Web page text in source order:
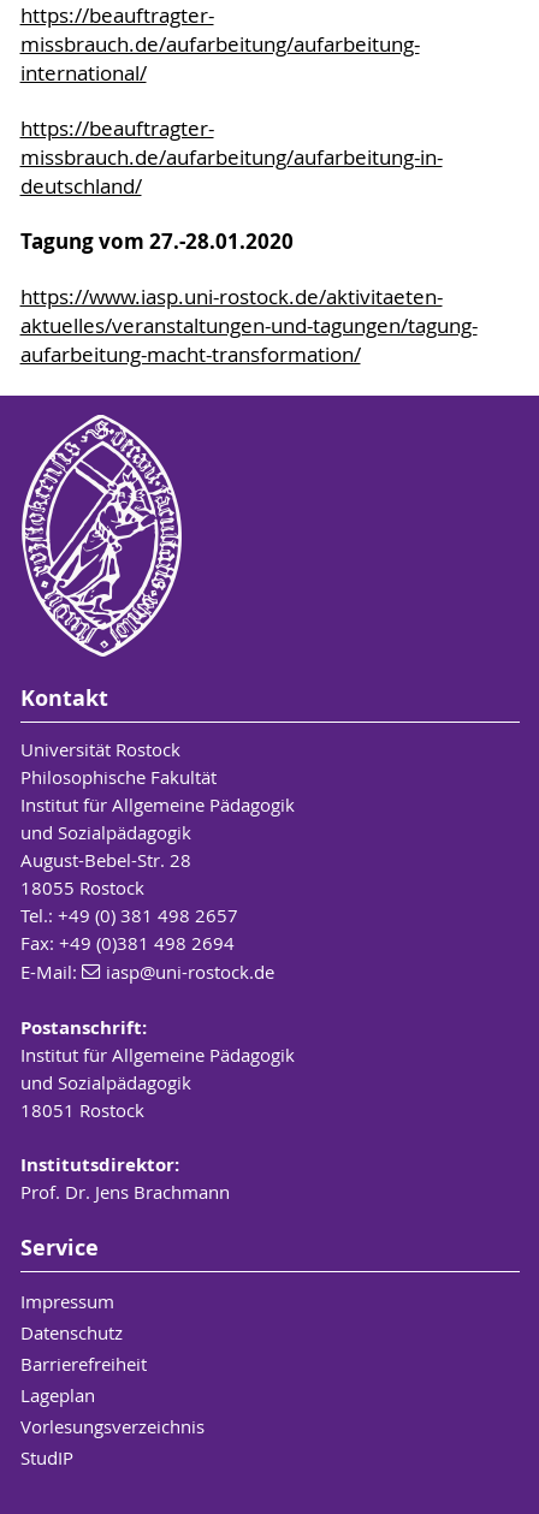
https://beauftragter-
missbrauch.de/aufarbeitung/aufarbeitung-
international/
https://beauftragter-
missbrauch.de/aufarbeitung/aufarbeitung-in-
deutschland/
Tagung vom 27.-28.01.2020
https://www.iasp.uni-rostock.de/aktivitaeten-
aktuelles/veranstaltungen-und-tagungen/tagung-
aufarbeitung-macht-transformation/
Kontakt
Universität Rostock
Philosophische Fakultät
Institut für Allgemeine Pädagogik
und Sozialpädagogik
August-Bebel-Str. 28
18055 Rostock
Tel.: +49 (0) 381 498 2657
Fax: +49 (0)381 498 2694
E-Mail:
iasp@uni-rostock.de
Postanschrift:
Institut für Allgemeine Pädagogik
und Sozialpädagogik
18051 Rostock
Institutsdirektor:
Prof. Dr. Jens Brachmann
Service
Impressum
Datenschutz
Barrierefreiheit
Lageplan
Vorlesungsverzeichnis
StudIP